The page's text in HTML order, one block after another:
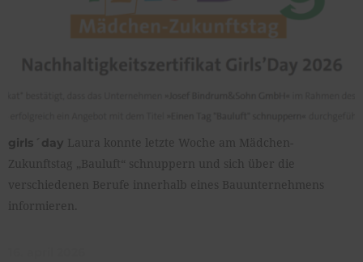
girls´day Laura konnte letzte Woche am Mädchen-
Zukunftstag „Bauluft“ schnuppern und sich über die
verschiedenen Berufe innerhalb eines Bauunternehmens
informieren.